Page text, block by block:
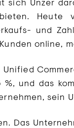
sich Unzer
Heute
und
online,
und das
sein
Das